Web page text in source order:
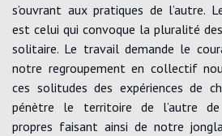
s’ouvrant aux pratiques de l’autre.
est celui qui convoque la pluralité
solitaire. Le travail demande le
notre regroupement en collectif
ces solitudes des expériences de
pénètre le territoire de l’autre de
propres faisant ainsi de notre